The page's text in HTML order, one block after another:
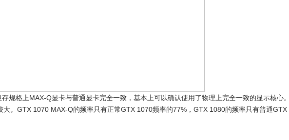
格上MAX-Q显卡与普通显卡完全一致，基本上可以确认使用了物理上完全一致的显示核心
大。GTX 1070 MAX-Q的频率只有正常GTX 1070频率的77%，GTX 1080的频率只有普通GTX